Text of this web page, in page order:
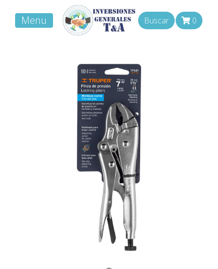
Menu Buscar 0